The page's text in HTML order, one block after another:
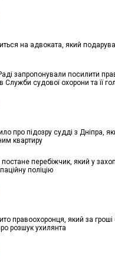
на адвоката, який
запропонували посилити
Служби судової охорони та її
про підозру судді з Дніпра,
квартиру
перебіжчик, який у
поліцію
правоохоронця, який за
розшук ухилянта